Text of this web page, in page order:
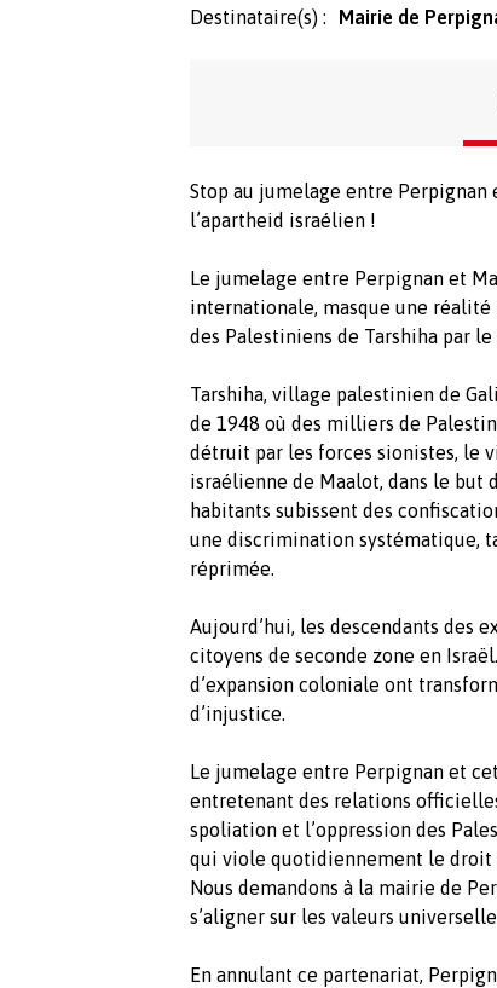
Destinataire(s) :
Mairie de
Stop au jumelage entre
l’apartheid israélien !
Le jumelage entre Perpignan et
internationale, masque une
des Palestiniens de Tarshiha par
Tarshiha, village palestinien de
de 1948 où des milliers de
détruit par les forces sionistes, le
israélienne de Maalot, dans le but
habitants subissent des
une discrimination systématique,
réprimée.
Aujourd’hui, les descendants des
citoyens de seconde zone en
d’expansion coloniale ont
d’injustice.
Le jumelage entre Perpignan et
entretenant des relations
spoliation et l’oppression des
qui viole quotidiennement le
Nous demandons à la mairie de
s’aligner sur les valeurs
En annulant ce partenariat,